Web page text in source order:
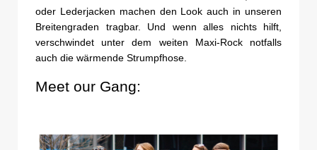
oder Lederjacken machen den Look auch in unseren
Breitengraden tragbar. Und wenn alles nichts hilft,
verschwindet unter dem weiten Maxi-Rock notfalls
auch die wärmende Strumpfhose.
Meet our Gang: